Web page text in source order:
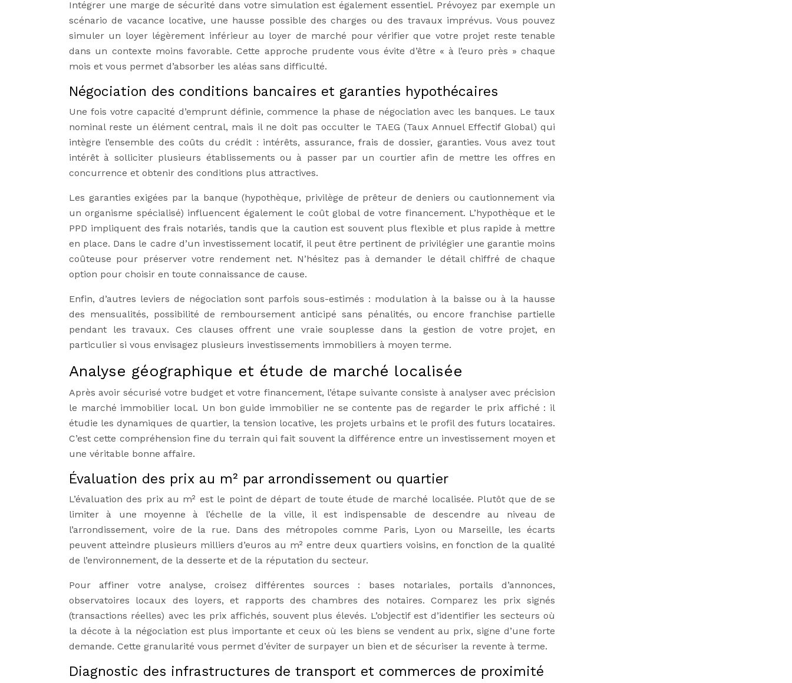
Intégrer une marge de sécurité dans votre simulation est également essentiel. Prévoyez par exemple un
scénario de vacance locative, une hausse possible des charges ou des travaux imprévus. Vous pouvez
simuler un loyer légèrement inférieur au loyer de marché pour vérifier que votre projet reste tenable
dans un contexte moins favorable. Cette approche prudente vous évite d’être « à l’euro près » chaque
mois et vous permet d’absorber les aléas sans difficulté.
Négociation des conditions bancaires et garanties hypothécaires
Une fois votre capacité d’emprunt définie, commence la phase de négociation avec les banques. Le taux
nominal reste un élément central, mais il ne doit pas occulter le TAEG (Taux Annuel Effectif Global) qui
intègre l’ensemble des coûts du crédit : intérêts, assurance, frais de dossier, garanties. Vous avez tout
intérêt à solliciter plusieurs établissements ou à passer par un courtier afin de mettre les offres en
concurrence et obtenir des conditions plus attractives.
Les garanties exigées par la banque (hypothèque, privilège de prêteur de deniers ou cautionnement via
un organisme spécialisé) influencent également le coût global de votre financement. L’hypothèque et le
PPD impliquent des frais notariés, tandis que la caution est souvent plus flexible et plus rapide à mettre
en place. Dans le cadre d’un investissement locatif, il peut être pertinent de privilégier une garantie moins
coûteuse pour préserver votre rendement net. N’hésitez pas à demander le détail chiffré de chaque
option pour choisir en toute connaissance de cause.
Enfin, d’autres leviers de négociation sont parfois sous-estimés : modulation à la baisse ou à la hausse
des mensualités, possibilité de remboursement anticipé sans pénalités, ou encore franchise partielle
pendant les travaux. Ces clauses offrent une vraie souplesse dans la gestion de votre projet, en
particulier si vous envisagez plusieurs investissements immobiliers à moyen terme.
Analyse géographique et étude de marché localisée
Après avoir sécurisé votre budget et votre financement, l’étape suivante consiste à analyser avec précision
le marché immobilier local. Un bon guide immobilier ne se contente pas de regarder le prix affiché : il
étudie les dynamiques de quartier, la tension locative, les projets urbains et le profil des futurs locataires.
C’est cette compréhension fine du terrain qui fait souvent la différence entre un investissement moyen et
une véritable bonne affaire.
Évaluation des prix au m² par arrondissement ou quartier
L’évaluation des prix au m² est le point de départ de toute étude de marché localisée. Plutôt que de se
limiter à une moyenne à l’échelle de la ville, il est indispensable de descendre au niveau de
l’arrondissement, voire de la rue. Dans des métropoles comme Paris, Lyon ou Marseille, les écarts
peuvent atteindre plusieurs milliers d’euros au m² entre deux quartiers voisins, en fonction de la qualité
de l’environnement, de la desserte et de la réputation du secteur.
Pour affiner votre analyse, croisez différentes sources : bases notariales, portails d’annonces,
observatoires locaux des loyers, et rapports des chambres des notaires. Comparez les prix signés
(transactions réelles) avec les prix affichés, souvent plus élevés. L’objectif est d’identifier les secteurs où
la décote à la négociation est plus importante et ceux où les biens se vendent au prix, signe d’une forte
demande. Cette granularité vous permet d’éviter de surpayer un bien et de sécuriser la revente à terme.
Diagnostic des infrastructures de transport et commerces de proximité